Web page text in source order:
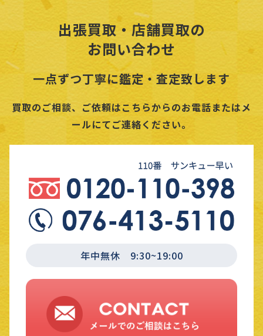
出張買取・店舗買取の
お問い合わせ
一点ずつ丁寧に鑑定・査定致します
買取のご相談、ご依頼はこちらからのお電話またはメ
ールにてご連絡ください。
年中無休 9:30~19:00